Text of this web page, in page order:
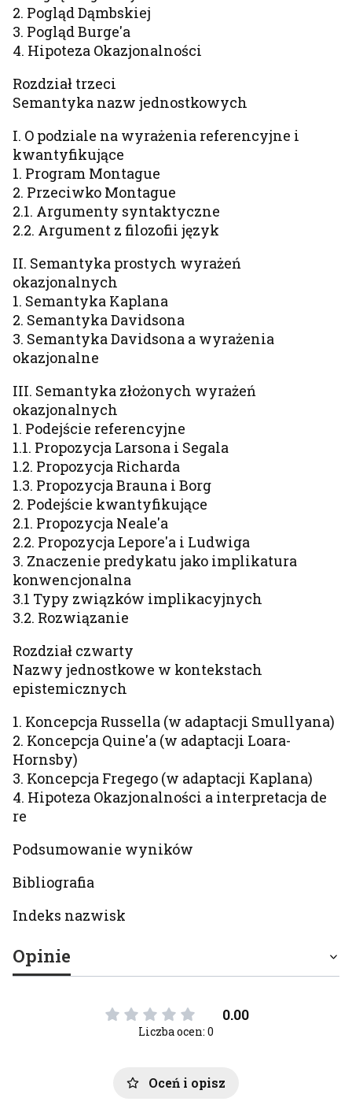
2. Pogląd Dąmbskiej
3. Pogląd Burge'a
4. Hipoteza Okazjonalności
Rozdział trzeci
Semantyka nazw jednostkowych
I. O podziale na wyrażenia referencyjne i
kwantyfikujące
1. Program Montague
2. Przeciwko Montague
2.1. Argumenty syntaktyczne
2.2. Argument z filozofii język
II. Semantyka prostych wyrażeń
okazjonalnych
1. Semantyka Kaplana
2. Semantyka Davidsona
3. Semantyka Davidsona a wyrażenia
okazjonalne
III. Semantyka złożonych wyrażeń
okazjonalnych
1. Podejście referencyjne
1.1. Propozycja Larsona i Segala
1.2. Propozycja Richarda
1.3. Propozycja Brauna i Borg
2. Podejście kwantyfikujące
2.1. Propozycja Neale'a
2.2. Propozycja Lepore'a i Ludwiga
3. Znaczenie predykatu jako implikatura
konwencjonalna
3.1 Typy związków implikacyjnych
3.2. Rozwiązanie
Rozdział czwarty
Nazwy jednostkowe w kontekstach
epistemicznych
1. Koncepcja Russella (w adaptacji Smullyana)
2. Koncepcja Quine'a (w adaptacji Loara-
Hornsby)
3. Koncepcja Fregego (w adaptacji Kaplana)
4. Hipoteza Okazjonalności a interpretacja de
re
Podsumowanie wyników
Bibliografia
Indeks nazwisk
Opinie
0.00
Liczba ocen: 0
Oceń i opisz